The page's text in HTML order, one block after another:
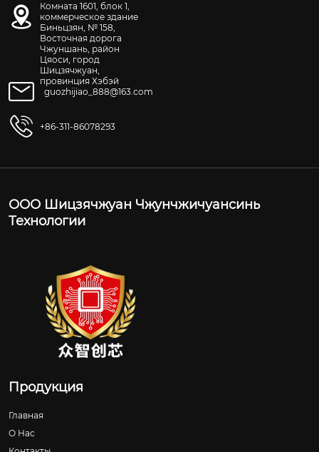
Комната 1601, блок 1,
коммерческое здание
Биньцзян, № 158,
Восточная дорога
Чжуншань, район
Цяоси, город
Шицзячжуан,
провинция Хэбэй
guozhijiao_888@163.com
+86-311-86078293
ООО Шицзячжуан Чжунчжичуансинь
Технологии
Продукция
Главная
О Нас